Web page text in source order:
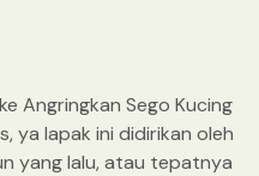
Angringkan Sego Kucing
ya lapak ini didirikan oleh
yang lalu, atau tepatnya